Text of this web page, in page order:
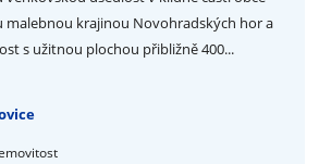
malebnou krajinou Novohradských hor a
s užitnou plochou přibližně 400...